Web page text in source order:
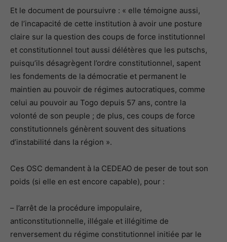
Et le document de poursuivre : « elle témoigne aussi,
de l’incapacité de cette institution à avoir une posture
claire sur la question des coups de force institutionnel
et constitutionnel tout aussi délétères que les putschs,
puisqu’ils désagrègent l’ordre constitutionnel, sapent
les fondements de la démocratie et permanent le
maintien au pouvoir de régimes autocratiques, comme
celui au pouvoir au Togo depuis 57 ans, contre la
volonté de son peuple ; de plus, ces coups de force
constitutionnels génèrent souvent des situations
d’instabilité dans la région ».
Ces OSC demandent à la CEDEAO de peser de tout son
poids (si elle en est encore capable), pour :
– l’arrêt de la procédure impopulaire,
anticonstitutionnelle, illégale et illégitime de
renversement du régime constitutionnel initiée par le